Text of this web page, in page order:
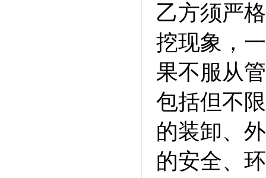
乙方须严
挖现象，
果不服从
包括但不
的装卸、
的安全、